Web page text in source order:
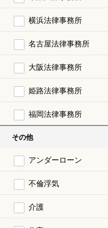
横浜法律事務所
名古屋法律事務所
大阪法律事務所
姫路法律事務所
福岡法律事務所
その他
アンダーローン
不倫浮気
介護